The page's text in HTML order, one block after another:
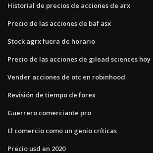
Historial de precios de acciones de arx
Precio de las acciones de baf asx
Stock agrx fuera de horario
Precio de las acciones de gilead sciences hoy
Vender acciones de otc en robinhood
Revisión de tiempo de forex
Guerrero comerciante pro
El comercio como un genio críticas
Precio usd en 2020